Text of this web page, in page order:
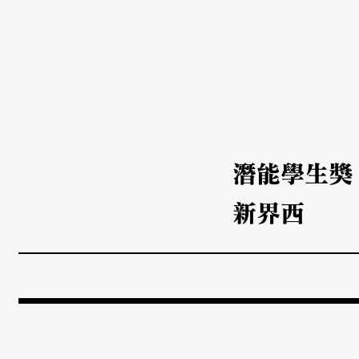
潛能學生獎
新界西